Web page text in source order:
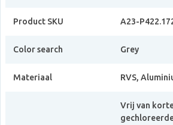
Product SKU A23-
Color search Grey
Materiaal RVS,
Vrij van